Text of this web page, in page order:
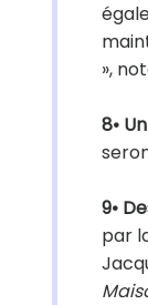
»,
8•
9•
par